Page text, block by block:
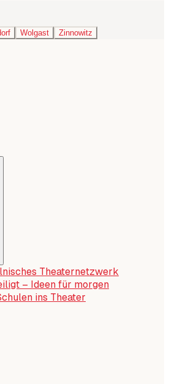
Wolgast
Zinnowitz
Theaternetzwerk
– Ideen für morgen
ins Theater